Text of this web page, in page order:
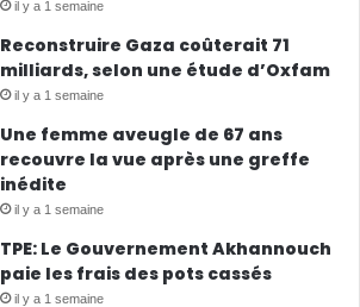
il y a 1 semaine
Reconstruire Gaza coûterait 71
milliards, selon une étude d’Oxfam
il y a 1 semaine
Une femme aveugle de 67 ans
recouvre la vue après une greffe
inédite
il y a 1 semaine
TPE: Le Gouvernement Akhannouch
paie les frais des pots cassés
il y a 1 semaine